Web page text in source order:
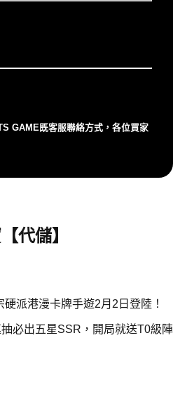
GAME既客服聯絡⽅式，各位買家
代儲】
派港漫卡牌手遊2月2日登陸！
必出五星SSR，開局就送T0級陣